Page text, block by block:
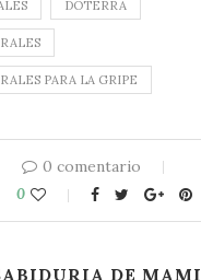
DOTERRA
PARA LA GRIPE
0 comentario
0
DE MAMI